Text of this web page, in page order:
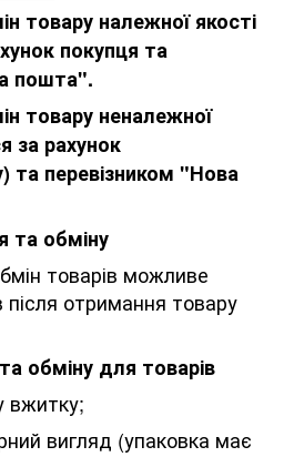
товару належної якості
покупця та
пошта".
товару неналежної
за рахунок
та перевізником "Нова
та обміну
товарів можливе
після отримання товару
обміну для товарів
вжитку;
вигляд (упаковка має